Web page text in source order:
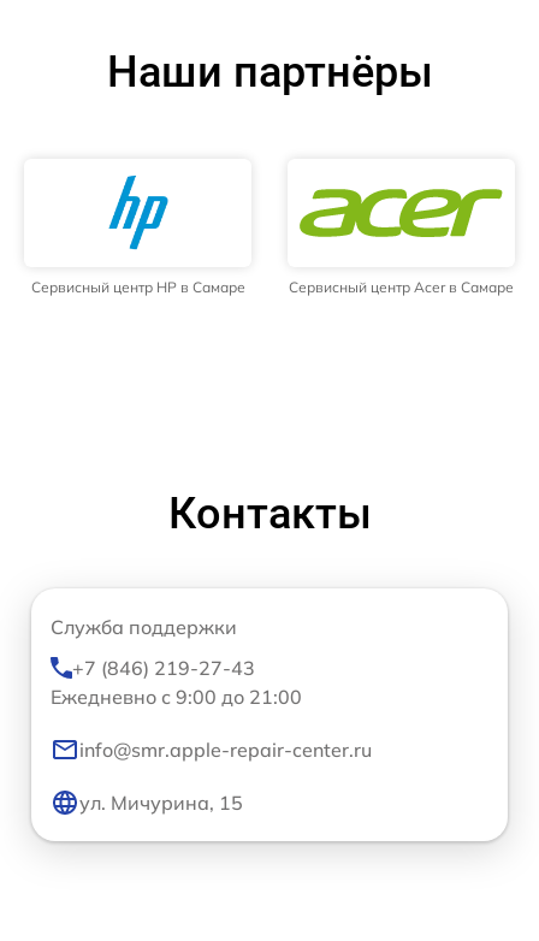
Наши партнёры
Сервисный центр HP в Самаре Сервисный центр Acer в Самаре
Контакты
Служба поддержки
+7 (846) 219-27-43
Ежедневно с 9:00 до 21:00
info@smr.apple-repair-center.ru
ул. Мичурина, 15